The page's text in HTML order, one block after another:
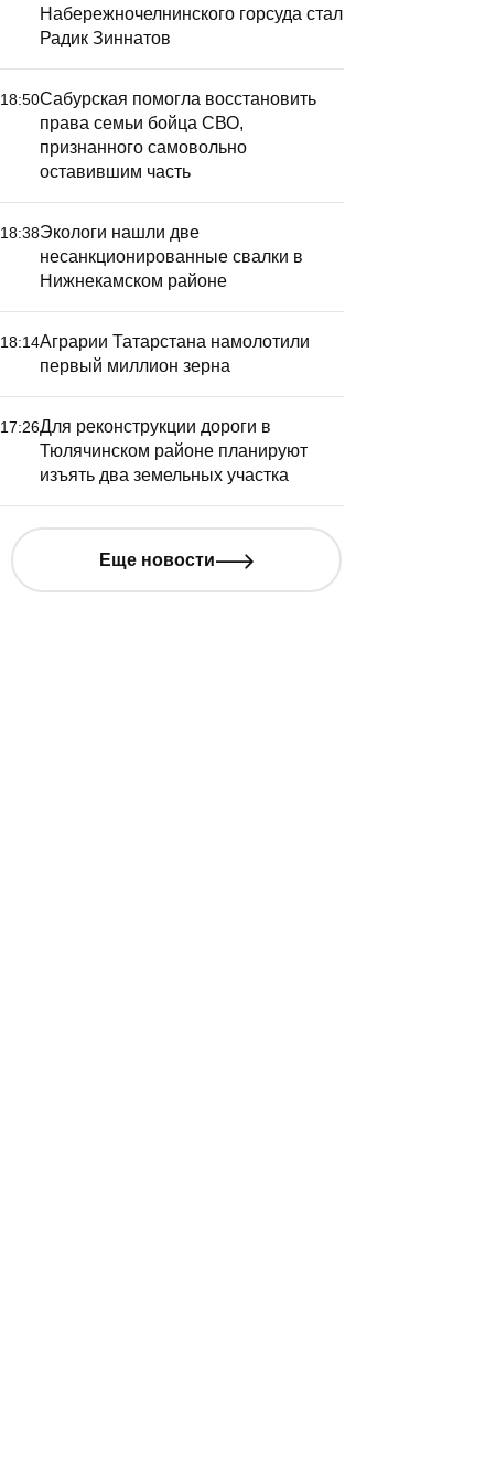
Набережночелнинского горсуда стал
Радик Зиннатов
18:50Сабурская помогла восстановить
права семьи бойца СВО,
признанного самовольно
оставившим часть
18:38Экологи нашли две
несанкционированные свалки в
Нижнекамском районе
18:14Аграрии Татарстана намолотили
первый миллион зерна
17:26Для реконструкции дороги в
Тюлячинском районе планируют
изъять два земельных участка
Еще новости